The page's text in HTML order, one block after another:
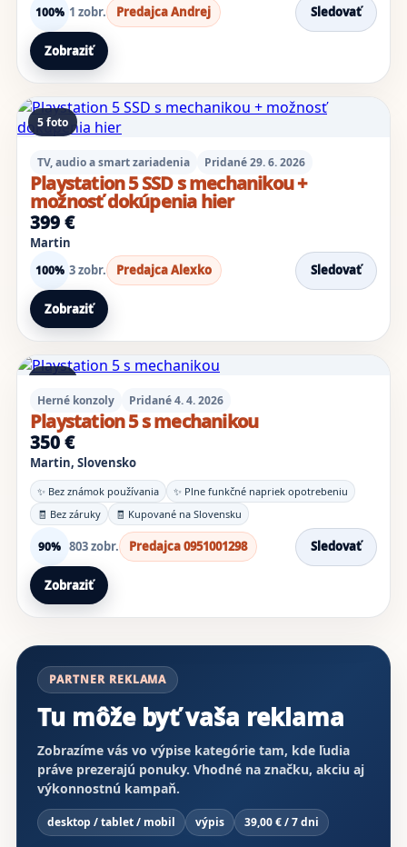
100% 1 zobr. Predajca Andrej Sledovať
Zobraziť
5 foto
TV, audio a smart zariadenia Pridané 29. 6. 2026
Playstation 5 SSD s mechanikou +
možnosť dokúpenia hier
399 €
Martin
100% 3 zobr. Predajca Alexko Sledovať
Zobraziť
1 foto
Herné konzoly
Pridané 4. 4. 2026
Playstation 5 s mechanikou
350 €
Martin, Slovensko
✨ Bez známok používania
✨ Plne funkčné napriek opotrebeniu
🧾 Bez záruky
🧾 Kupované na Slovensku
90% 803 zobr. Predajca 0951001298 Sledovať
Zobraziť
PARTNER REKLAMA
Tu môže byť vaša reklama
Zobrazíme vás vo výpise kategórie tam, kde ľudia
práve prezerajú ponuky. Vhodné na značku, akciu aj
výkonnostnú kampaň.
desktop / tablet / mobil výpis 39,00 € / 7 dni